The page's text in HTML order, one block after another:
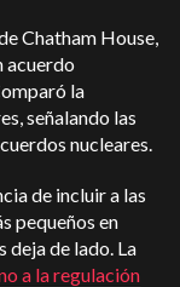
Chatham House,
acuerdo
la
señalando las
nucleares.
de incluir a las
pequeños en
deja de lado. La
a la regulación